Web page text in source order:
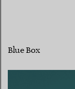
Blue Box